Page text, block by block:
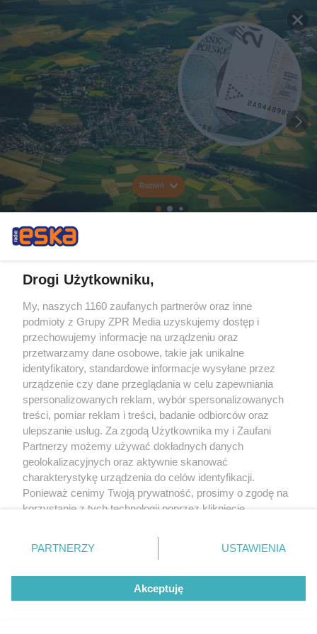
Rozwiń
Drogi Użytkowniku,
My, naszych 1160 zaufanych partnerów oraz inne
podmioty z Grupy ZPR Media uzyskujemy dostęp i
przechowujemy informacje na urządzeniu oraz
przetwarzamy dane osobowe, takie jak unikalne
identyfikatory, standardowe informacje wysyłane przez
urządzenie czy dane przeglądania w celu zapewniania
spersonalizowanych reklam, wybór spersonalizowanych
treści, pomiar reklam i treści, badanie odbiorców oraz
ulepszanie usług. Za zgodą Użytkownika my i Zaufani
Partnerzy możemy używać dokładnych danych
geolokalizacyjnych oraz aktywnie skanować
charakterystykę urządzenia do celów identyfikacji.
Ponieważ cenimy Twoją prywatność, prosimy o zgodę na
korzystanie z tych technologii poprzez kliknięcie
zmienić/wycofać klikając przycisk ustawień prywatności
znajdujący się w lewym dolnym rogu strony
rodzaje przetwarzania danych nie wymagają zgody
użytkownika, ale masz prawo sprzeciwić się takiemu
przetwarzaniu. Preferencje będą miały zastosowanie tylko
PARTNERZY USTAWIENIA
Akceptuję